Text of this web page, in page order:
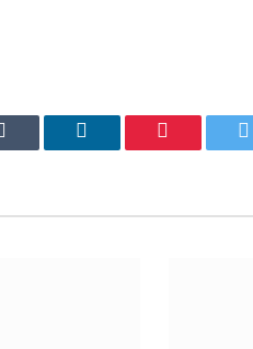
تويتر بينتيريست لينكدإن